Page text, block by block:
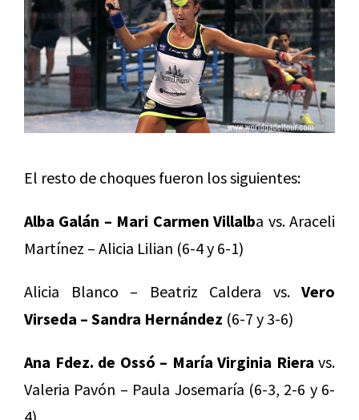
El resto de choques fueron los siguientes:
Alba Galán – Mari Carmen Villalba vs. Araceli
Martínez – Alicia Lilian (6-4 y 6-1)
Alicia Blanco – Beatriz Caldera vs. Vero
Virseda – Sandra Hernández (6-7 y 3-6)
Ana Fdez. de Ossó – María Virginia Riera vs.
Valeria Pavón – Paula Josemaría (6-3, 2-6 y 6-